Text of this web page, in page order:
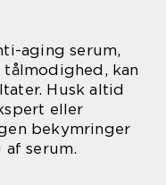
aging serum,
kan
Husk altid
eller
bekymringer
serum.